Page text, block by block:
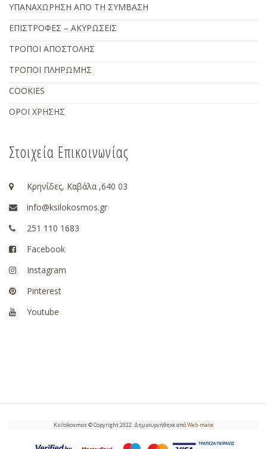
ΥΠΑΝΑΧΩΡΗΣΗ ΑΠΟ ΤΗ ΣΥΜΒΑΣΗ
ΕΠΙΣΤΡΟΦΕΣ – ΑΚΥΡΩΣΕΙΣ
ΤΡΟΠΟΙ ΑΠΟΣΤΟΛΗΣ
ΤΡΟΠΟΙ ΠΛΗΡΩΜΗΣ
COOKIES
ΟΡΟΙ ΧΡΗΣΗΣ
Στοιχεία Επικοινωνίας
Κρηνίδες, Καβάλα ,640 03
info@ksilokosmos.gr
251 110 1683
Facebook
Instagram
Pinterest
Youtube
Ksilokosmos © Copyright 2022. Δημιουργήθηκε απόWeb-mate